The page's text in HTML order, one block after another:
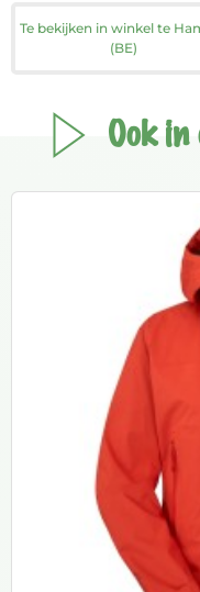
Te bekijken in winkel te
(BE)
Ook in